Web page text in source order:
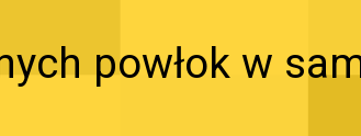
powłok w